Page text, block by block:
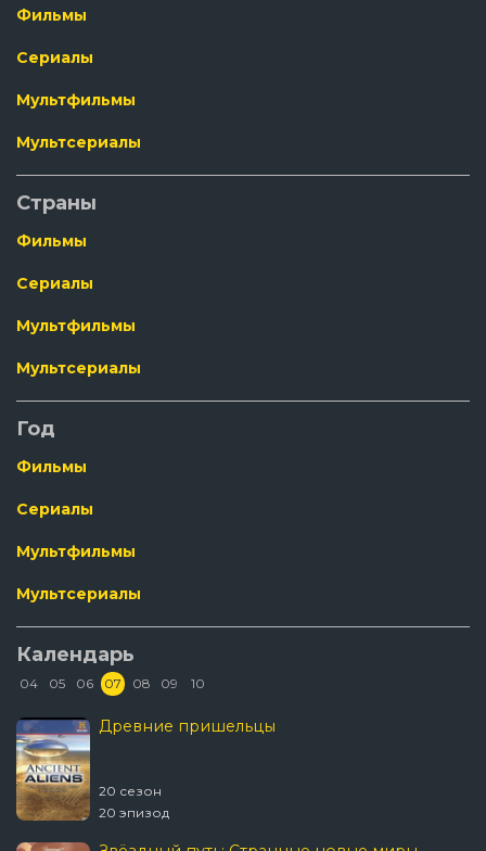
Фильмы
Сериалы
Мультфильмы
Мультсериалы
Страны
Фильмы
Сериалы
Мультфильмы
Мультсериалы
Год
Фильмы
Сериалы
Мультфильмы
Мультсериалы
Календарь
04 05 06 07 08 09 10
Древние пришельцы
20 сезон
20 эпизод